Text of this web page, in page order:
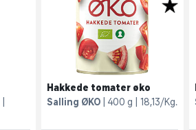
Hakkede tomater øko
Salling ØKO
400 g 18,13/Kg.